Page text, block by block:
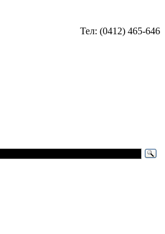
Тел: (0412) 465-646